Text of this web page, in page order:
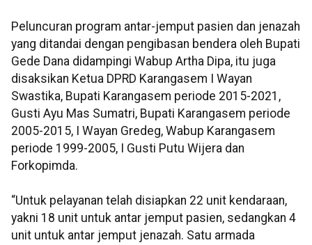
Peluncuran program antar-jemput pasien dan jenazah
yang ditandai dengan pengibasan bendera oleh Bupati
Gede Dana didampingi Wabup Artha Dipa, itu juga
disaksikan Ketua DPRD Karangasem I Wayan
Swastika, Bupati Karangasem periode 2015-2021,
Gusti Ayu Mas Sumatri, Bupati Karangasem periode
2005-2015, I Wayan Gredeg, Wabup Karangasem
periode 1999-2005, I Gusti Putu Wijera dan
Forkopimda.
“Untuk pelayanan telah disiapkan 22 unit kendaraan,
yakni 18 unit untuk antar jemput pasien, sedangkan 4
unit untuk antar jemput jenazah. Satu armada